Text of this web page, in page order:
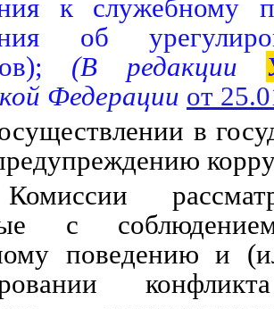
к служебному
об
(В редакции
Федерации от
в
с
поведению и